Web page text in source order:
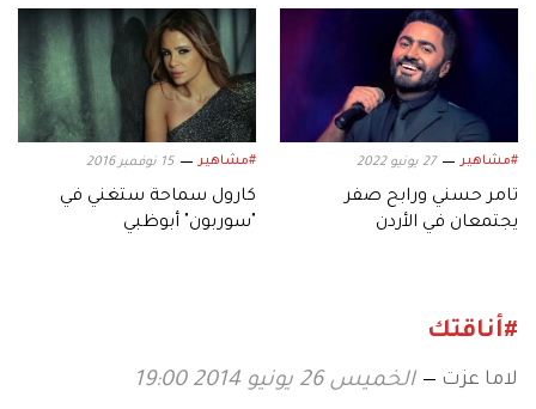
#مشاهير 27 يونيو 2022
تامر حسني ورابح صفر
يجتمعان في الأردن
#مشاهير 15 نوفمبر 2016
كارول سماحة ستغني في
"سوربون" أبوظبي
#أناقتك
لاما عزت الخميس 26 يونيو 2014 19:00